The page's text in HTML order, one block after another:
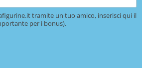
tramite un tuo amico, inserisci qui il
per i bonus).